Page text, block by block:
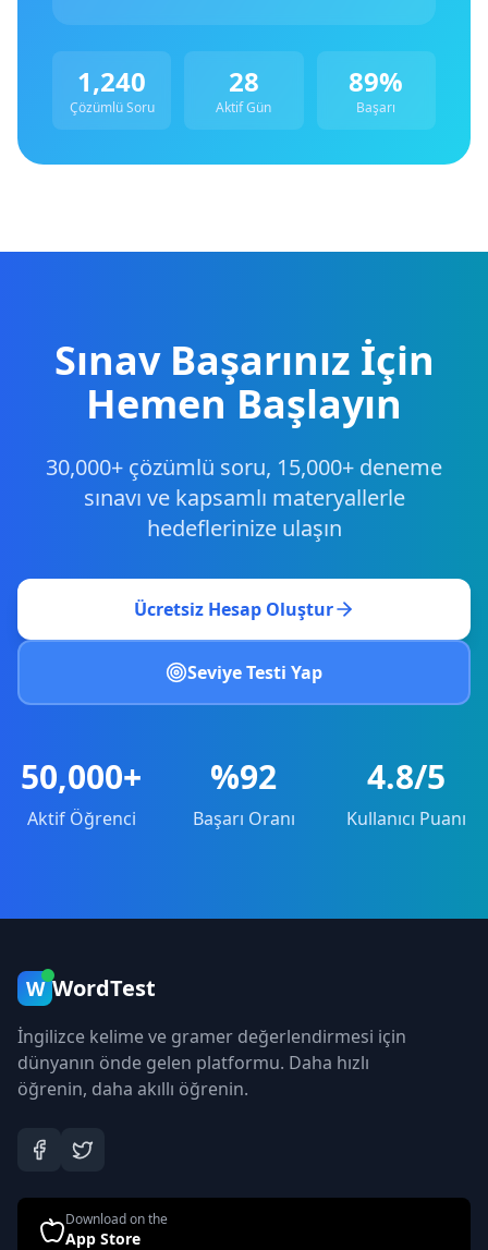
1,240
Çözümlü Soru
28
Aktif Gün
89%
Başarı
Sınav Başarınız İçin
Hemen Başlayın
30,000+ çözümlü soru, 15,000+ deneme
sınavı ve kapsamlı materyallerle
hedeflerinize ulaşın
Ücretsiz Hesap Oluştur
Seviye Testi Yap
50,000+
Aktif Öğrenci
%92
Başarı Oranı
4.8/5
Kullanıcı Puanı
W WordTest
İngilizce kelime ve gramer değerlendirmesi için
dünyanın önde gelen platformu. Daha hızlı
öğrenin, daha akıllı öğrenin.
Download on the
App Store